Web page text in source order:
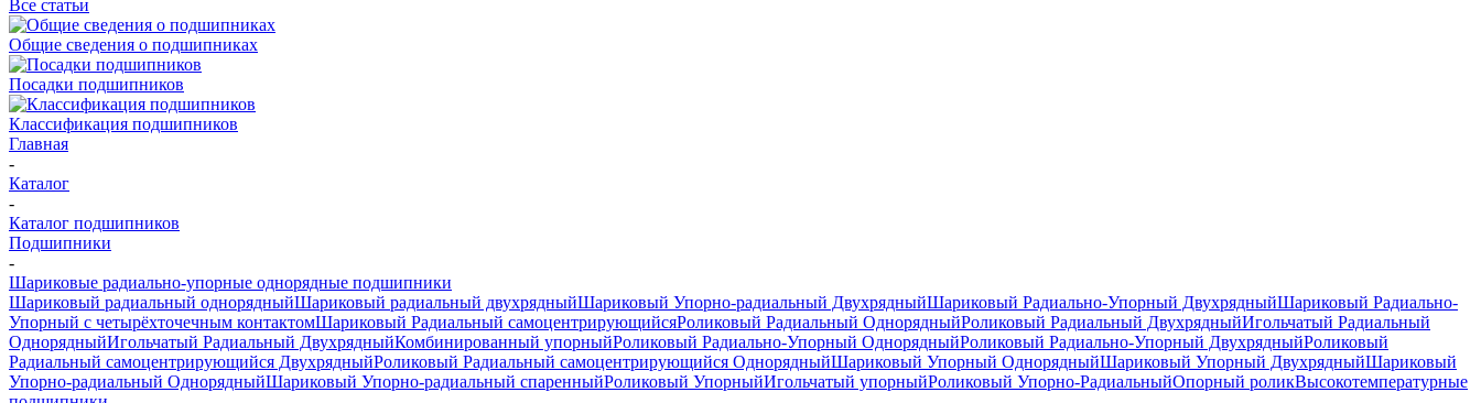
Все статьи
Общие сведения о подшипниках
Посадки подшипников
Классификация подшипников
Главная
-
Каталог
-
Каталог подшипников
Подшипники
-
Шариковые радиально-упорные однорядные подшипники
Шариковый радиальный однорядныйШариковый радиальный двухрядныйШариковый Упорно-радиальный ДвухрядныйШариковый Радиально-Упорный ДвухрядныйШариковый Радиально-
Упорный с четырёхточечным контактомШариковый Радиальный самоцентрирующийсяРоликовый Радиальный ОднорядныйРоликовый Радиальный ДвухрядныйИгольчатый Радиальный
ОднорядныйИгольчатый Радиальный ДвухрядныйКомбинированный упорныйРоликовый Радиально-Упорный ОднорядныйРоликовый Радиально-Упорный ДвухрядныйРоликовый
Радиальный самоцентрирующийся ДвухрядныйРоликовый Радиальный самоцентрирующийся ОднорядныйШариковый Упорный ОднорядныйШариковый Упорный ДвухрядныйШариковый
Упорно-радиальный ОднорядныйШариковый Упорно-радиальный спаренныйРоликовый УпорныйИгольчатый упорныйРоликовый Упорно-РадиальныйОпорный роликВысокотемпературные